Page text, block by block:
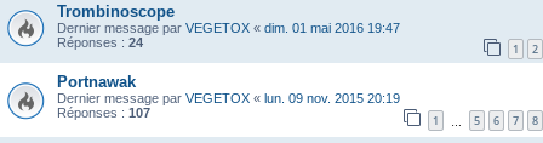
Trombinoscope
Dernier message par VEGETOX « dim. 01 mai 2016 19:47
Réponses : 24 1 2
Portnawak
Dernier message par VEGETOX « lun. 09 nov. 2015 20:19
Réponses : 107 1 5 6 7 8